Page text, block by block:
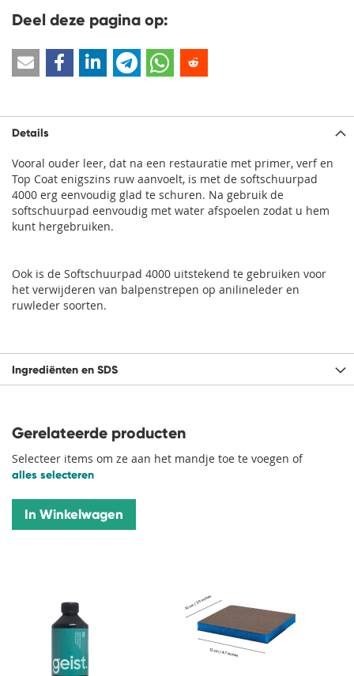
Deel deze pagina op:
Details
Vooral ouder leer, dat na een restauratie met primer, verf en
Top Coat enigszins ruw aanvoelt, is met de softschuurpad
4000 erg eenvoudig glad te schuren. Na gebruik de
softschuurpad eenvoudig met water afspoelen zodat u hem
kunt hergebruiken.
Ook is de Softschuurpad 4000 uitstekend te gebruiken voor
het verwijderen van balpenstrepen op anilineleder en
ruwleder soorten.
Ingrediënten en SDS
Gerelateerde producten
Selecteer items om ze aan het mandje toe te voegen of
alles selecteren
In Winkelwagen